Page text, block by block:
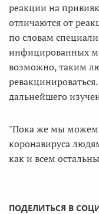
реакции на
отличаются от
по словам
инфицированных
возможно, таким
дальнейшего
"Пока же мы можем
коронавируса
как и всем
ПОДЕЛИТЬСЯ В